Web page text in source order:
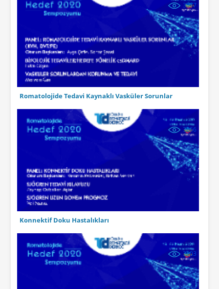
3077
Romatolojide Tedavi Kaynaklı Vasküler Sorunlar
3066
Konnektif Doku Hastalıkları
3203